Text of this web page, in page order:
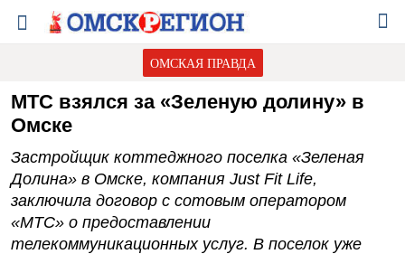
ОМСКАЯ ПРАВДА
МТС взялся за «Зеленую долину» в
Омске
Застройщик коттеджного поселка «Зеленая
Долина» в Омске, компания Just Fit Life,
заключила договор с сотовым оператором
«МТС» о предоставлении
телекоммуникационных услуг. В поселок уже